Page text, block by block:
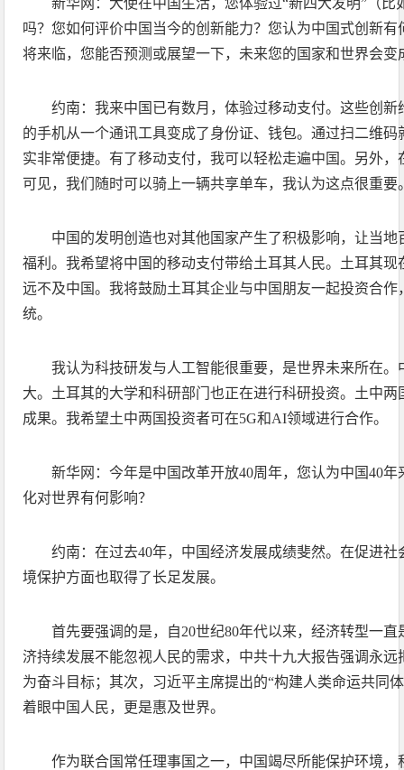
新华网：大使在中国生活，您体验过“新四大发明”（比
吗？您如何评价中国当今的创新能力？您认为中国式创新
将来临，您能否预测或展望一下，未来您的国家和世界会变
约南：我来中国已有数月，体验过移动支付。这些创
的手机从一个通讯工具变成了身份证、钱包。通过扫二维
实非常便捷。有了移动支付，我可以轻松走遍中国。另外
可见，我们随时可以骑上一辆共享单车，我认为这点很重要
中国的发明创造也对其他国家产生了积极影响，让当
福利。我希望将中国的移动支付带给土耳其人民。土耳其
远不及中国。我将鼓励土耳其企业与中国朋友一起投资合
统。
我认为科技研发与人工智能很重要，是世界未来所在
大。土耳其的大学和科研部门也正在进行科研投资。土中
成果。我希望土中两国投资者可在5G和AI领域进行合作。
新华网：今年是中国改革开放40周年，您认为中国40
化对世界有何影响？
约南：在过去40年，中国经济发展成绩斐然。在促进
境保护方面也取得了长足发展。
首先要强调的是，自20世纪80年代以来，经济转型一
济持续发展不能忽视人民的需求，中共十九大报告强调永
为奋斗目标；其次，习近平主席提出的“构建人类命运共同
着眼中国人民，更是惠及世界。
作为联合国常任理事国之一，中国竭尽所能保护环境